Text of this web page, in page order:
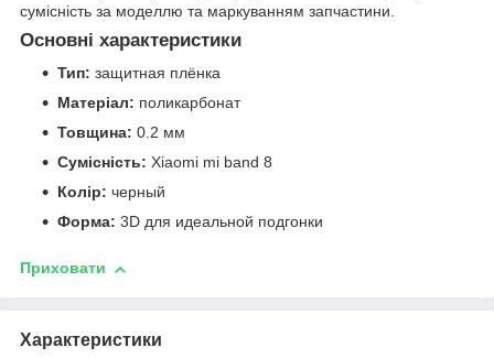
сумісність за моделлю та маркуванням запчастини.
Основні характеристики
Тип: защитная плёнка
Матеріал: поликарбонат
Товщина: 0.2 мм
Сумісність: Xiaomi mi band 8
Колір: черный
Форма: 3D для идеальной подгонки
Приховати
Характеристики